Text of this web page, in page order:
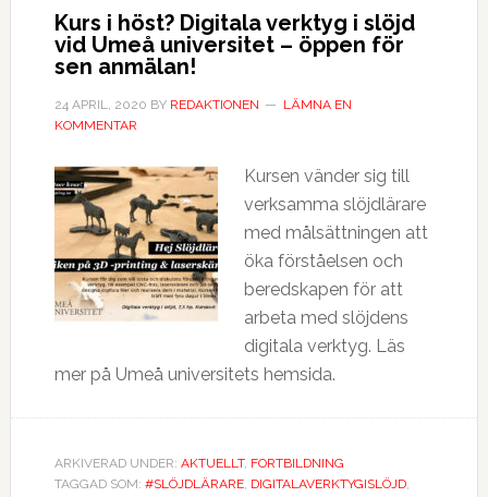
Kurs i höst? Digitala verktyg i slöjd
vid Umeå universitet – öppen för
sen anmälan!
24 APRIL, 2020 BY REDAKTIONEN
LÄMNA EN
KOMMENTAR
Kursen vänder sig till
verksamma slöjdlärare
med målsättningen att
öka förståelsen och
beredskapen för att
arbeta med slöjdens
digitala verktyg. Läs
mer på Umeå universitets hemsida.
ARKIVERAD UNDER: AKTUELLT, FORTBILDNING
TAGGAD SOM: #SLÖJDLÄRARE, DIGITALAVERKTYGISLÖJD,